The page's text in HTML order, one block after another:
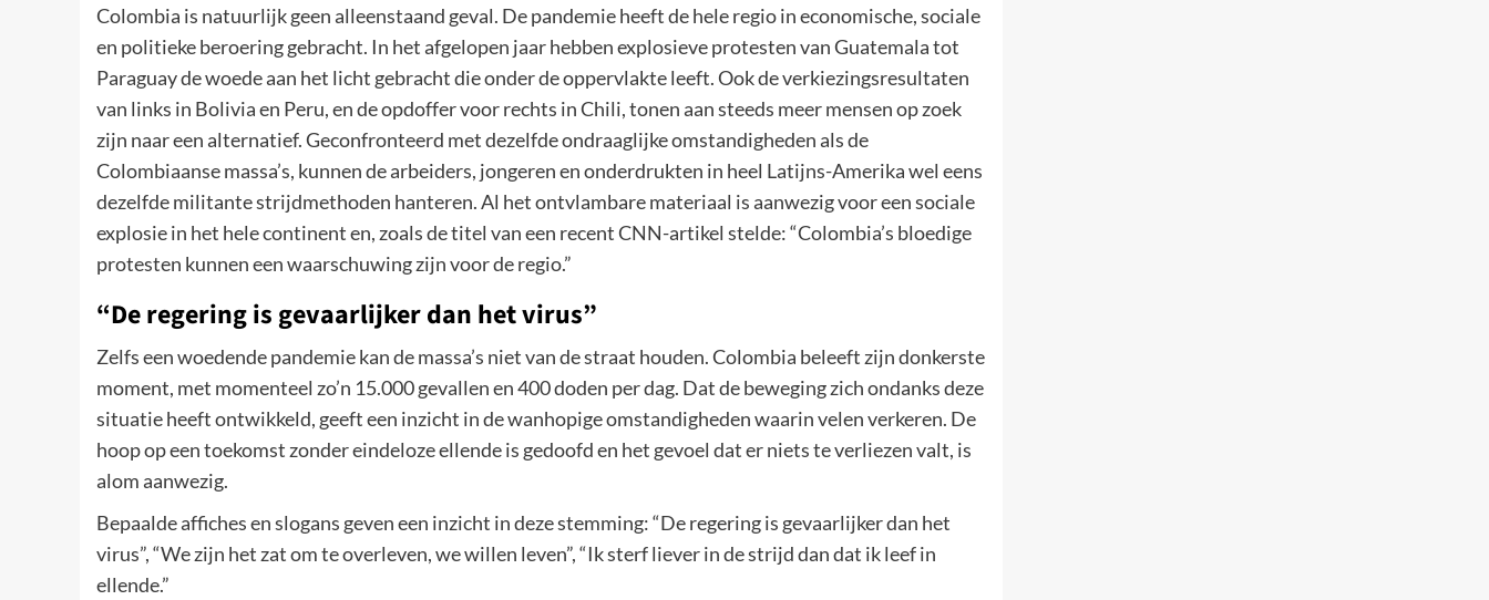
Colombia is natuurlijk geen alleenstaand geval. De pandemie heeft de hele regio in economische, sociale
en politieke beroering gebracht. In het afgelopen jaar hebben explosieve protesten van Guatemala tot
Paraguay de woede aan het licht gebracht die onder de oppervlakte leeft. Ook de verkiezingsresultaten
van links in Bolivia en Peru, en de opdoffer voor rechts in Chili, tonen aan steeds meer mensen op zoek
zijn naar een alternatief. Geconfronteerd met dezelfde ondraaglijke omstandigheden als de
Colombiaanse massa’s, kunnen de arbeiders, jongeren en onderdrukten in heel Latijns-Amerika wel eens
dezelfde militante strijdmethoden hanteren. Al het ontvlambare materiaal is aanwezig voor een sociale
explosie in het hele continent en, zoals de titel van een recent CNN-artikel stelde: “Colombia’s bloedige
protesten kunnen een waarschuwing zijn voor de regio.”
“De regering is gevaarlijker dan het virus”
Zelfs een woedende pandemie kan de massa’s niet van de straat houden. Colombia beleeft zijn donkerste
moment, met momenteel zo’n 15.000 gevallen en 400 doden per dag. Dat de beweging zich ondanks deze
situatie heeft ontwikkeld, geeft een inzicht in de wanhopige omstandigheden waarin velen verkeren. De
hoop op een toekomst zonder eindeloze ellende is gedoofd en het gevoel dat er niets te verliezen valt, is
alom aanwezig.
Bepaalde affiches en slogans geven een inzicht in deze stemming: “De regering is gevaarlijker dan het
virus”, “We zijn het zat om te overleven, we willen leven”, “Ik sterf liever in de strijd dan dat ik leef in
ellende.”